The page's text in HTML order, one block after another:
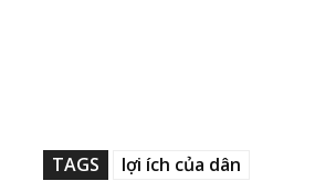
TAGS
lợi ích của dân